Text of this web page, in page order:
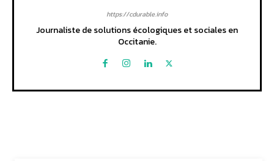
https://cdurable.info
Journaliste de solutions écologiques et sociales en
Occitanie.